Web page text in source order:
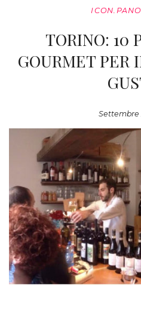
TORINO: 10
GOURMET PER
Settembre